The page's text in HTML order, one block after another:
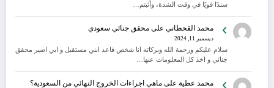
سندًا قويًا في وقت الشدة، وأثبتم…
محمد القحطاني على محقق جنائي سعودي
ديسمبر 11, 2024
سلام عليكم ورحمة الله وبركاته انا شخص قاعد ابني مستقبل و ابي اصير محقق
جنائي و اخذ كل المعلومات عنها…
محمد عطية على ماهي اجراءات الخروج النهائي من السعودية؟